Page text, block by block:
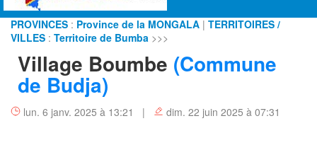
PROVINCES : Province de la MONGALA | TERRITOIRES /
VILLES : Territoire de Bumba >>>
Village Boumbe (Commune
de Budja)
lun. 6 janv. 2025 à 13:21 | dim. 22 juin 2025 à 07:31